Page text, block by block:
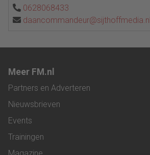
0628068433
daancommandeur@sijthoffmedia.nl
Meer FM.nl
Partners en Adverteren
Nieuwsbrieven
Events
Trainingen
Magazine